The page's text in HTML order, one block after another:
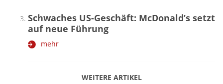
WEITERE ARTIKEL
zurückweiter
Schwaches US-Geschäft: McDonald’s setzt
auf neue Führung
mehr